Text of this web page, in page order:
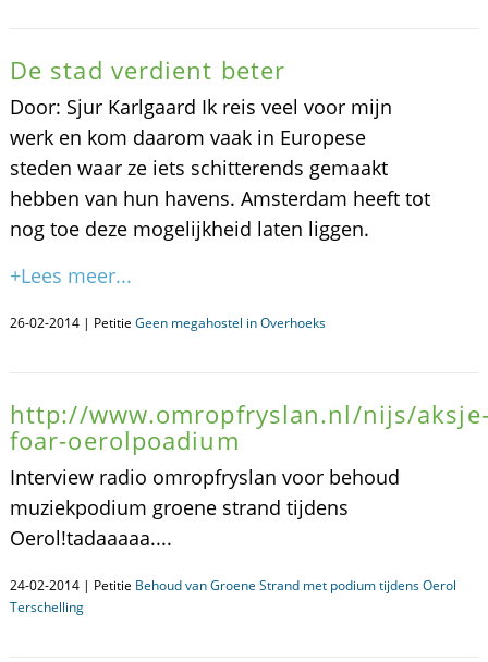
De stad verdient beter
Door: Sjur Karlgaard Ik reis veel voor mijn
werk en kom daarom vaak in Europese
steden waar ze iets schitterends gemaakt
hebben van hun havens. Amsterdam heeft tot
nog toe deze mogelijkheid laten liggen.
+Lees meer...
26-02-2014 | Petitie Geen megahostel in Overhoeks
http://www.omropfryslan.nl/nijs/
foar-oerolpoadium
Interview radio omropfryslan voor behoud
muziekpodium groene strand tijdens
Oerol!tadaaaaa....
24-02-2014 | Petitie Behoud van Groene Strand met podium tijdens Oerol
Terschelling